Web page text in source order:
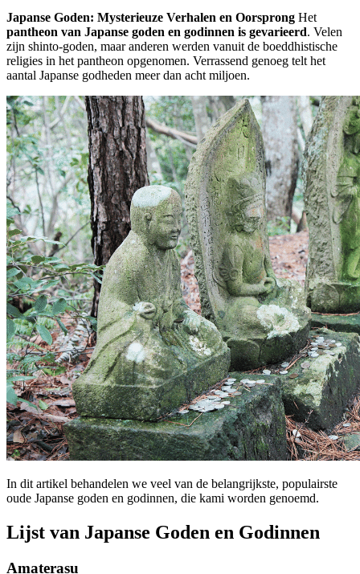
Japanse Goden: Mysterieuze Verhalen en Oorsprong Het
pantheon van Japanse goden en godinnen is gevarieerd. Velen
zijn shinto-goden, maar anderen werden vanuit de boeddhistische
religies in het pantheon opgenomen. Verrassend genoeg telt het
aantal Japanse godheden meer dan acht miljoen.
In dit artikel behandelen we veel van de belangrijkste, populairste
oude Japanse goden en godinnen, die kami worden genoemd.
Lijst van Japanse Goden en Godinnen
Amaterasu